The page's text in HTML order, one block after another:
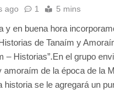
ago 1 5 mins
y en buena hora
de Tanaím y
– Historias”.En el grupo
amoraím de la época de la
historia se le agregará un